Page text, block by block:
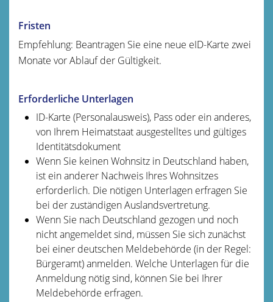
Fristen
Empfehlung: Beantragen Sie eine neue eID-Karte zwei
Monate vor Ablauf der Gültigkeit.
Erforderliche Unterlagen
ID-Karte (Personalausweis), Pass oder ein anderes,
von Ihrem Heimatstaat ausgestelltes und gültiges
Identitätsdokument
Wenn Sie keinen Wohnsitz in Deutschland haben,
ist ein anderer Nachweis Ihres Wohnsitzes
erforderlich. Die nötigen Unterlagen erfragen Sie
bei der zuständigen Auslandsvertretung.
Wenn Sie nach Deutschland gezogen und noch
nicht angemeldet sind, müssen Sie sich zunächst
bei einer deutschen Meldebehörde (in der Regel:
Bürgeramt) anmelden. Welche Unterlagen für die
Anmeldung nötig sind, können Sie bei Ihrer
Meldebehörde erfragen.